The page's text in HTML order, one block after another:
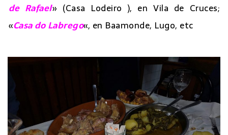
de Rafael» (Casa Lodeiro ), en Vila de Cruces;
«Casa do Labrego«, en Baamonde, Lugo, etc